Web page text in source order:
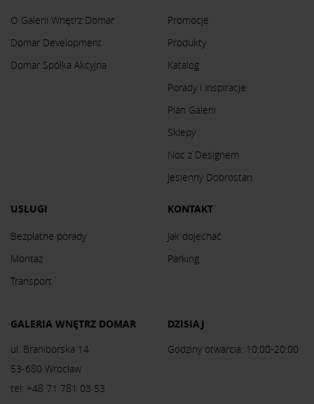
O Galerii Wnętrz Domar
Domar Development
Domar Spółka Akcyjna
Promocje
Produkty
Katalog
Porady i inspiracje
Plan Galerii
Sklepy
Noc z Designem
Jesienny Dobrostan
USŁUGI
Bezpłatne porady
Montaż
Transport
KONTAKT
Jak dojechać
Parking
GALERIA WNĘTRZ DOMAR
ul. Braniborska 14
53-680 Wrocław
tel. +48 71 781 03 53
DZISIAJ
Godziny otwarcia: 10:00-20:00